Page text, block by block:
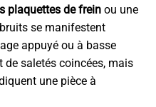
plaquettes de frein ou une
se manifestent
appuyé ou à basse
saletés coincées, mais
une pièce à